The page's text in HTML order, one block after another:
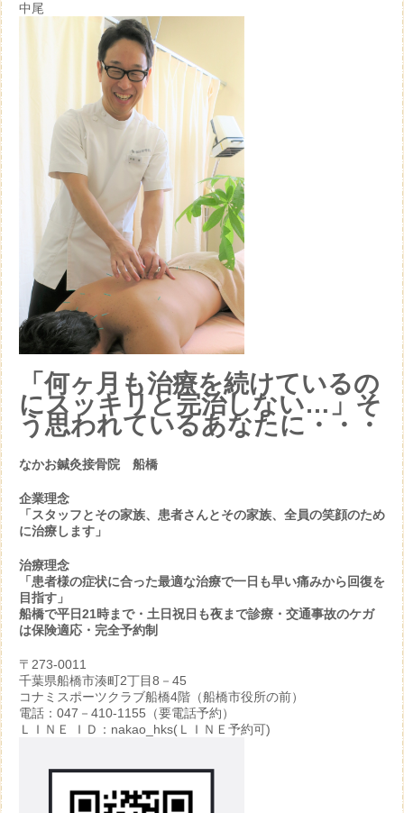
中尾
「何ヶ月も治療を続けているの
にスッキリと完治しない…」そ
う思われているあなたに・・・
なかお鍼灸接骨院 船橋
企業理念
「スタッフとその家族、患者さんとその家族、全員の笑顔のため
に治療します」
治療理念
「患者様の症状に合った最適な治療で一日も早い痛みから回復を
目指す」
船橋で平日21時まで・土日祝日も夜まで診療・交通事故のケガ
は保険適応・完全予約制
〒273-0011
千葉県船橋市湊町2丁目8－45
コナミスポーツクラブ船橋4階（船橋市役所の前）
電話：047－410-1155（要電話予約）
ＬＩＮＥ ＩＤ：nakao_hks(ＬＩＮＥ予約可)